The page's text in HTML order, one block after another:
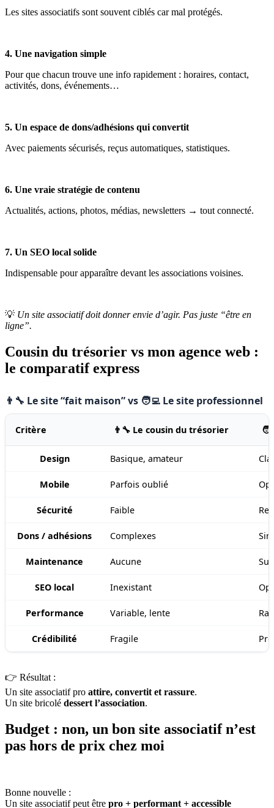
Les sites associatifs sont souvent ciblés car mal protégés.
4. Une navigation simple
Pour que chacun trouve une info rapidement : horaires, contact,
activités, dons, événements…
5. Un espace de dons/adhésions qui convertit
Avec paiements sécurisés, reçus automatiques, statistiques.
6. Une vraie stratégie de contenu
Actualités, actions, photos, médias, newsletters → tout connecté.
7. Un SEO local solide
Indispensable pour apparaître devant les associations voisines.
💡 Un site associatif doit donner envie d’agir. Pas juste “être en
ligne”.
Cousin du trésorier vs mon agence web :
le comparatif express
👨‍🔧 Le site “fait maison” vs 🧑‍💻 Le site professionnel
Critère 👨‍🔧 Le cousin du trésorier
Design Basique, amateur
Mobile Parfois oublié
Sécurité Faible
Dons / adhésions Complexes
Maintenance Aucune
SEO local Inexistant
Performance Variable, lente
Crédibilité Fragile
👉 Résultat :
Un site associatif pro attire, convertit et rassure.
Un site bricolé dessert l’association.
Budget : non, un bon site associatif n’est
pas hors de prix chez moi
Bonne nouvelle :
Un site associatif peut être pro + performant + accessible